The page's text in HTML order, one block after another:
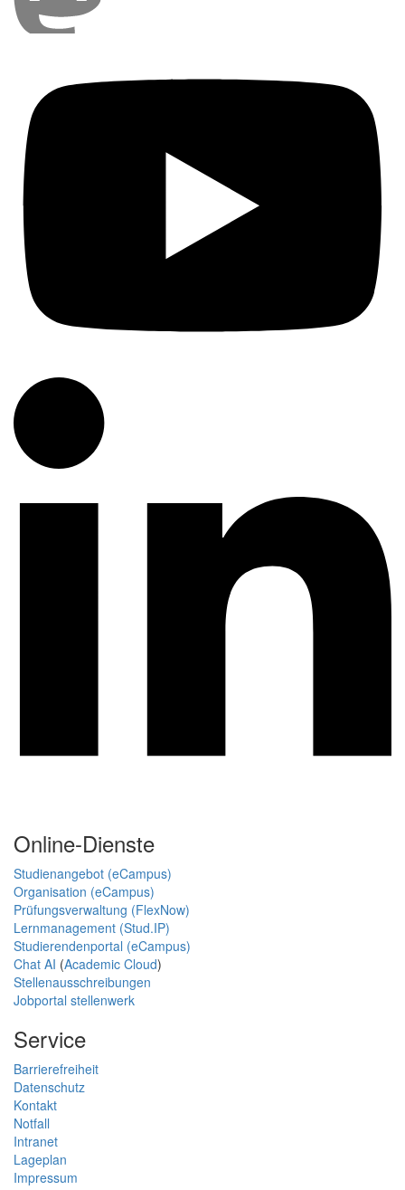
Online-Dienste
Studienangebot (eCampus)
Organisation (eCampus)
Prüfungsverwaltung (FlexNow)
Lernmanagement (Stud.IP)
Studierendenportal (eCampus)
Chat AI (Academic Cloud)
Stellenausschreibungen
Jobportal stellenwerk
Service
Barrierefreiheit
Datenschutz
Kontakt
Notfall
Intranet
Lageplan
Impressum